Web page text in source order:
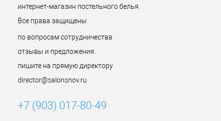
интернет-магазин постельного белья.
Все права защищены
по вопросам сотрудничества
отзывы и предложения.
пишите на прямую директору
director@salonsnov.ru
+7 (903) 017-80-49